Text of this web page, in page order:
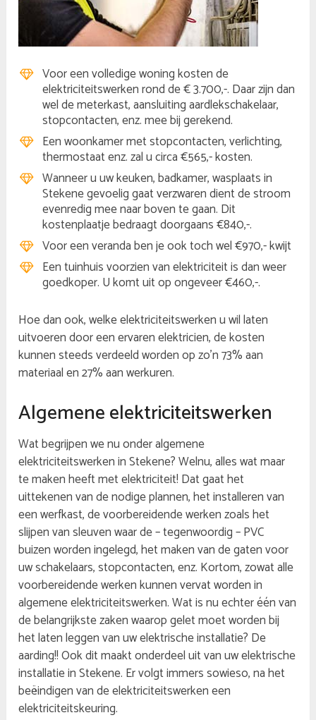
Voor een volledige woning kosten de
elektriciteitswerken rond de € 3.700,-. Daar zijn dan
wel de meterkast, aansluiting aardlekschakelaar,
stopcontacten, enz. mee bij gerekend.
Een woonkamer met stopcontacten, verlichting,
thermostaat enz. zal u circa €565,- kosten.
Wanneer u uw keuken, badkamer, wasplaats in
Stekene gevoelig gaat verzwaren dient de stroom
evenredig mee naar boven te gaan. Dit
kostenplaatje bedraagt doorgaans €840,-.
Voor een veranda ben je ook toch wel €970,- kwijt
Een tuinhuis voorzien van elektriciteit is dan weer
goedkoper. U komt uit op ongeveer €460,-.
Hoe dan ook, welke elektriciteitswerken u wil laten
uitvoeren door een ervaren elektricien, de kosten
kunnen steeds verdeeld worden op zo’n 73% aan
materiaal en 27% aan werkuren.
Algemene elektriciteitswerken
Wat begrijpen we nu onder algemene
elektriciteitswerken in Stekene? Welnu, alles wat maar
te maken heeft met elektriciteit! Dat gaat het
uittekenen van de nodige plannen, het installeren van
een werfkast, de voorbereidende werken zoals het
slijpen van sleuven waar de – tegenwoordig – PVC
buizen worden ingelegd, het maken van de gaten voor
uw schakelaars, stopcontacten, enz. Kortom, zowat alle
voorbereidende werken kunnen vervat worden in
algemene elektriciteitswerken. Wat is nu echter één van
de belangrijkste zaken waarop gelet moet worden bij
het laten leggen van uw elektrische installatie? De
aarding!! Ook dit maakt onderdeel uit van uw elektrische
installatie in Stekene. Er volgt immers sowieso, na het
beëindigen van de elektriciteitswerken een
elektriciteitskeuring.